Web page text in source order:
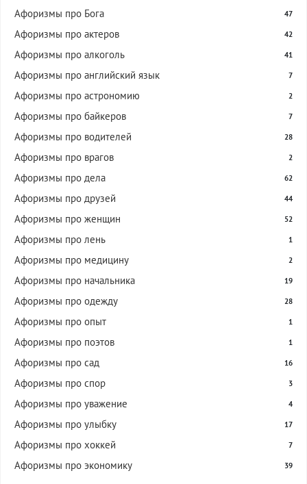
Афоризмы про Бога 47
Афоризмы про актеров 42
Афоризмы про алкоголь 41
Афоризмы про английский язык 7
Афоризмы про астрономию 2
Афоризмы про байкеров 7
Афоризмы про водителей 28
Афоризмы про врагов 2
Афоризмы про дела 62
Афоризмы про друзей 44
Афоризмы про женщин 52
Афоризмы про лень 1
Афоризмы про медицину 2
Афоризмы про начальника 19
Афоризмы про одежду 28
Афоризмы про опыт 1
Афоризмы про поэтов 1
Афоризмы про сад 16
Афоризмы про спор 3
Афоризмы про уважение 4
Афоризмы про улыбку 17
Афоризмы про хоккей 7
Афоризмы про экономику 39